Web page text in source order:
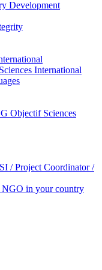
Development
International
Objectif Sciences
/ Project Coordinator /
NGO in your country